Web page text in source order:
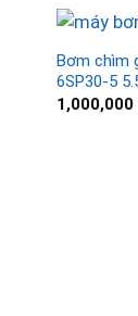
Bơm chìm
6SP30-5
1,000,000